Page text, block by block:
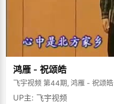
鸿雁 - 祝颂皓
飞宇视频 第44期, 鸿雁 - 祝颂皓
UP主: 飞宇视频